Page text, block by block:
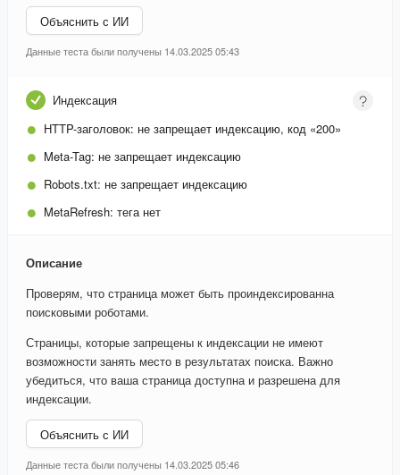
Объяснить с ИИ
Данные теста были получены 14.03.2025 05:43
Индексация
HTTP-заголовок: не запрещает индексацию, код «200»
Meta-Tag: не запрещает индексацию
Robots.txt: не запрещает индексацию
MetaRefresh: тега нет
Описание
Проверям, что страница может быть проиндексированна
поисковыми роботами.
Страницы, которые запрещены к индексации не имеют
возможности занять место в результатах поиска. Важно
убедиться, что ваша страница доступна и разрешена для
индексации.
Объяснить с ИИ
Данные теста были получены 14.03.2025 05:46